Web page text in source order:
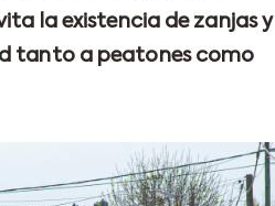
la existencia de zanjas y
tanto a peatones como